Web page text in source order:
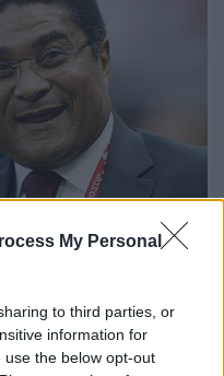
My Personal
to third parties, or
information for
the below opt-out